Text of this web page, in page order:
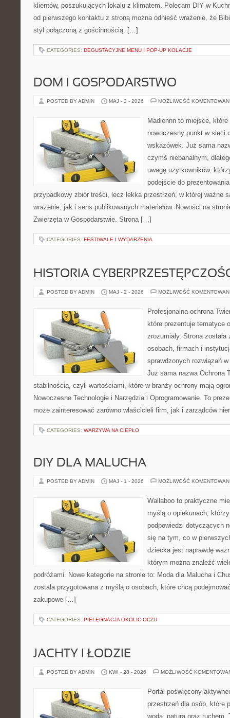
klientów, poszukujących lokalu z klimatem. Polecam DIY w
od pierwszego kontaktu z stroną można odnieść wrażenie, że
styl połączoną z gościnnością. […]
CATEGORIES: DEGUSTACYJNE MENU I POP-UP KOLACJE
DOM I GOSPODARSTWO
POSTED BY ADMIN MAJ - 3 - 2026 MOŻLIWOŚĆ
Madlennn to miejsce,
nowoczesny punkt w sieci
wskazówek. Już sama
czymś niebanalnym,
uwagę użytkowników,
podejście do
przypadkowy zbiór treści, lecz lekka przestrzeń, w której ważne
wrażenie, jak i sens publikowanych materiałów. Nowości na
Zwierzęta w Gospodarstwie. Strona […]
CATEGORIES: FESTIWALE I WYDARZENIA
HISTORIA
POSTED BY ADMIN MAJ - 2 - 2026 MOŻLIWOŚĆ
Profesjonalna ochrona
które prezentuje tematyce
zrozumiały. Strona
osobach, firmach i
sprawdzonych rozwiązań
Już sama nazwa Ochrona
stabilnością, czyli wartościami, które w branży ochrony mają
Nowoczesne Technologie i Narzędzia i Oprogramowanie. To
może zainteresować zarówno właścicieli firm, jak i zarządców
CATEGORIES: WARZYWA NA CIEPŁO
DIY DLA MALUCHA
POSTED BY ADMIN MAJ - 1 - 2026 MOŻLIWOŚĆ
Wallaboo to praktyczne
myślą o opiekunach,
podpowiedzi dotyczących
się na tym, co w
dziecka jest naprawdę
którym można znaleźć
podróżami. Nowe kategorie na stronie to: Moda dla Malucha i
została przygotowana z myślą o osobach, które chcą
zakupowe […]
CATEGORIES: PIELĘGNACJA OKOLIC OCZU
JACHTY I ŁODZIE
POSTED BY ADMIN KWI - 28 - 2026 MOŻLIWOŚĆ
Portal poświęcony
przestrzeń dla osób, które
wodą, naturą oraz ruchem.